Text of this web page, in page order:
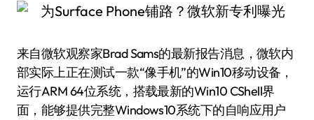
来自微软观察家Brad Sams的最新报告消息，微软内
部实际上正在测试一款“像手机”的Win10移动设备，
运行ARM 64位系统，搭载最新的Win10 CShell界
面，能够提供完整Windows10系统下的自响应用户